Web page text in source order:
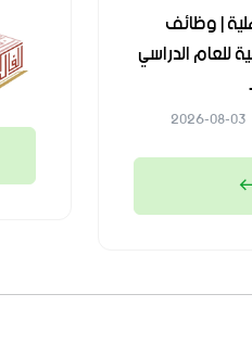
| وظائف
للعام الدراسي